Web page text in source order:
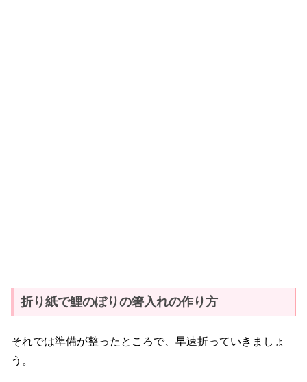
折り紙で鯉のぼりの箸入れの作り方
それでは準備が整ったところで、早速折っていきましょ
う。